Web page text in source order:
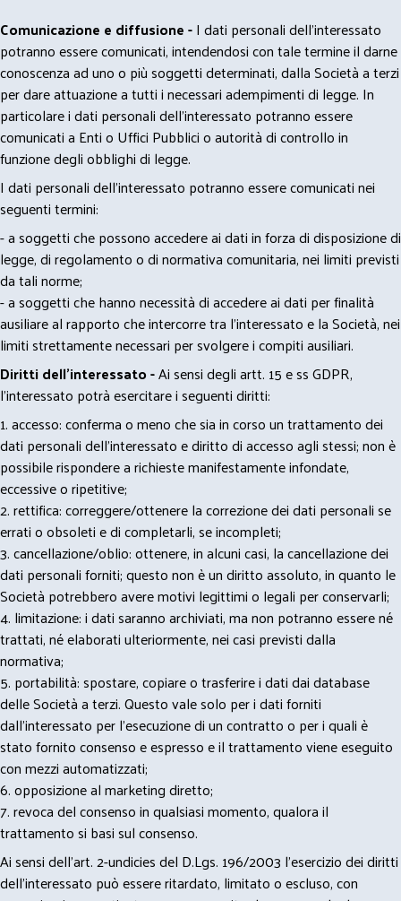
Comunicazione e diffusione -I dati personali dell’interessato
potranno essere comunicati, intendendosi con tale termine il darne
conoscenza ad uno o più soggetti determinati, dalla Società a terzi
per dare attuazione a tutti i necessari adempimenti di legge. In
particolare i dati personali dell’interessato potranno essere
comunicati a Enti o Uffici Pubblici o autorità di controllo in
funzione degli obblighi di legge.
I dati personali dell’interessato potranno essere comunicati nei
seguenti termini:
- a soggetti che possono accedere ai dati in forza di disposizione di
legge, di regolamento o di normativa comunitaria, nei limiti previsti
da tali norme;
- a soggetti che hanno necessità di accedere ai dati per finalità
ausiliare al rapporto che intercorre tra l’interessato e la Società, nei
limiti strettamente necessari per svolgere i compiti ausiliari.
Diritti dell’interessato -Ai sensi degli artt. 15 e ss GDPR,
l’interessato potrà esercitare i seguenti diritti:
1. accesso: conferma o meno che sia in corso un trattamento dei
dati personali dell’interessato e diritto di accesso agli stessi; non è
possibile rispondere a richieste manifestamente infondate,
eccessive o ripetitive;
2. rettifica: correggere/ottenere la correzione dei dati personali se
errati o obsoleti e di completarli, se incompleti;
3. cancellazione/oblio: ottenere, in alcuni casi, la cancellazione dei
dati personali forniti; questo non è un diritto assoluto, in quanto le
Società potrebbero avere motivi legittimi o legali per conservarli;
4. limitazione: i dati saranno archiviati, ma non potranno essere né
trattati, né elaborati ulteriormente, nei casi previsti dalla
normativa;
5. portabilità: spostare, copiare o trasferire i dati dai database
delle Società a terzi. Questo vale solo per i dati forniti
dall’interessato per l’esecuzione di un contratto o per i quali è
stato fornito consenso e espresso e il trattamento viene eseguito
con mezzi automatizzati;
6. opposizione al marketing diretto;
7. revoca del consenso in qualsiasi momento, qualora il
trattamento si basi sul consenso.
Ai sensi dell’art. 2-undicies del D.Lgs. 196/2003 l’esercizio dei diritti
dell’interessato può essere ritardato, limitato o escluso, con